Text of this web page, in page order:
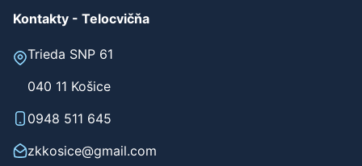
Kontakty - Telocvičňa
Trieda SNP 61
040 11 Košice
0948 511 645
zkkosice@gmail.com